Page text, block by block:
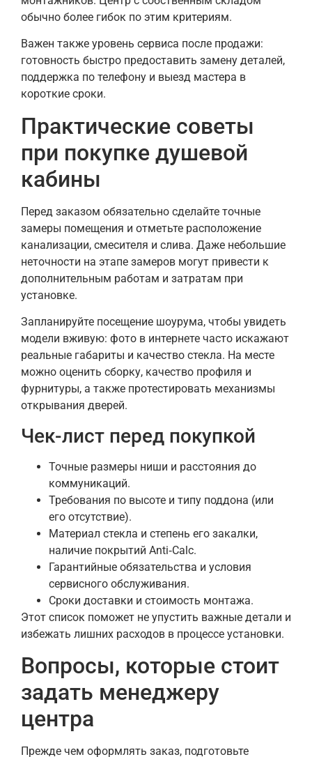
обычно более гибок по этим критериям.
Важен также уровень сервиса после продажи:
готовность быстро предоставить замену деталей,
поддержка по телефону и выезд мастера в
короткие сроки.
Практические советы
при покупке душевой
кабины
Перед заказом обязательно сделайте точные
замеры помещения и отметьте расположение
канализации, смесителя и слива. Даже небольшие
неточности на этапе замеров могут привести к
дополнительным работам и затратам при
установке.
Запланируйте посещение шоурума, чтобы увидеть
модели вживую: фото в интернете часто искажают
реальные габариты и качество стекла. На месте
можно оценить сборку, качество профиля и
фурнитуры, а также протестировать механизмы
открывания дверей.
Чек-лист перед покупкой
Точные размеры ниши и расстояния до
коммуникаций.
Требования по высоте и типу поддона (или
его отсутствие).
Материал стекла и степень его закалки,
наличие покрытий Anti‑Calc.
Гарантийные обязательства и условия
сервисного обслуживания.
Сроки доставки и стоимость монтажа.
Этот список поможет не упустить важные детали и
избежать лишних расходов в процессе установки.
Вопросы, которые стоит
задать менеджеру
центра
Прежде чем оформлять заказ, подготовьте